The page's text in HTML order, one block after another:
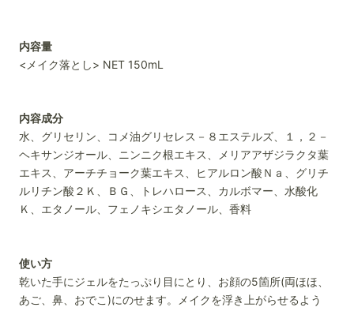
内容量
<メイク落とし> NET 150mL
内容成分
水、グリセリン、コメ油グリセレス－８エステルズ、１，２－
ヘキサンジオール、ニンニク根エキス、メリアアザジラクタ葉
エキス、アーチチョーク葉エキス、ヒアルロン酸Ｎａ、グリチ
ルリチン酸２Ｋ、ＢＧ、トレハロース、カルボマー、水酸化
Ｋ、エタノール、フェノキシエタノール、香料
使い方
乾いた手にジェルをたっぷり目にとり、お顔の5箇所(両ほほ、
あご、鼻、おでこ)にのせます。メイクを浮き上がらせるよう